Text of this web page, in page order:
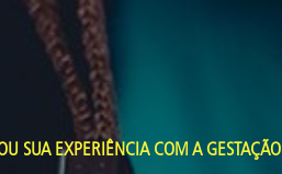
SUA EXPERIÊNCIA COM A GESTAÇÃO